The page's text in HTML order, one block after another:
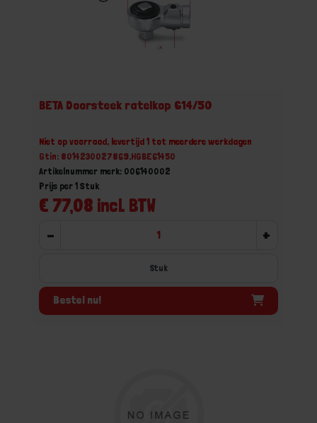
BETA Doorsteek ratelkop 614/50
Niet op voorraad, levertijd 1 tot meerdere werkdagen
Gtin: 8014230027869,HGBE61450
Artikelnummer merk: 006140002
€ 77,08 incl. BTW
Prijs per 1 Stuk
- +
Stuk
Bestel nu!